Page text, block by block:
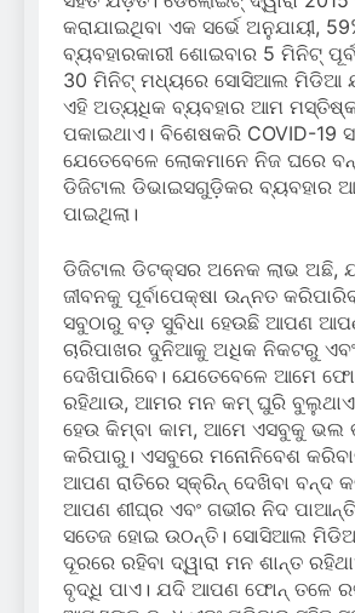
କରାଯାଇଥିବା ଏକ ସର୍ଭେ ଅନୁଯାୟୀ,
ବ୍ୟବହାରକାରୀ ଶୋଇବାର 5 ମିନିଟ୍
30 ମିନିଟ୍ ମଧ୍ୟରେ ସୋସିଆଲ ମିଡିଆ
ଏହି ଅତ୍ୟଧିକ ବ୍ୟବହାର ଆମ
ପକାଇଥାଏ। ବିଶେଷକରି COVID-19
ଯେତେବେଳେ ଲୋକମାନେ ନିଜ ଘରେ
ଡିଜିଟାଲ ଡିଭାଇସଗୁଡ଼ିକର ବ୍ୟବହାର
ପାଇଥିଲା।
ଡିଜିଟାଲ ଡିଟକ୍ସର ଅନେକ ଲାଭ ଅଛି,
ଜୀବନକୁ ପୂର୍ବାପେକ୍ଷା ଉନ୍ନତ
ସବୁଠାରୁ ବଡ଼ ସୁବିଧା ହେଉଛି ଆପଣ
ଚାରିପାଖର ଦୁନିଆକୁ ଅଧିକ ନିକଟରୁ ଏବଂ
ଦେଖିପାରିବେ। ଯେତେବେଳେ ଆମେ
ରହିଥାଉ, ଆମର ମନ କମ୍ ଘୁରି ବୁଲୁଥାଏ।
ହେଉ କିମ୍ବା କାମ, ଆମେ ଏସବୁକୁ ଭଲ
କରିପାରୁ। ଏସବୁରେ ମନୋନିବେଶ
ଆପଣ ରାତିରେ ସ୍କ୍ରିନ୍ ଦେଖିବା ବନ୍ଦ
ଆପଣ ଶୀଘ୍ର ଏବଂ ଗଭୀର ନିଦ
ସତେଜ ହୋଇ ଉଠନ୍ତି। ସୋସିଆଲ
ଦୂରରେ ରହିବା ଦ୍ୱାରା ମନ ଶାନ୍ତ
ବୃଦ୍ଧି ପାଏ। ଯଦି ଆପଣ ଫୋନ୍ ତଳେ